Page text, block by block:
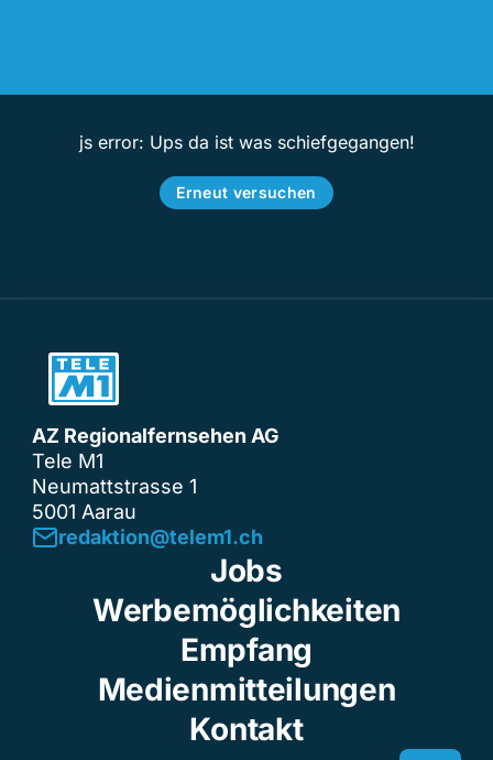
js error: Ups da ist was schiefgegangen!
Erneut versuchen
AZ Regionalfernsehen AG
Tele M1
Neumattstrasse 1
5001 Aarau
redaktion@telem1.ch
Jobs
Werbemöglichkeiten
Empfang
Medienmitteilungen
Kontakt